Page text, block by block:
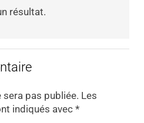
résultat.
pas publiée. Les
indiqués avec *